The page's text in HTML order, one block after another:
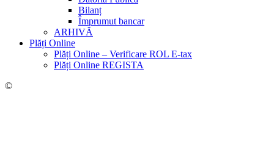
Bilanț
Împrumut bancar
ARHIVĂ
Plăți Online
Plăți Online – Verificare ROL E-tax
Plăți Online REGISTA
©